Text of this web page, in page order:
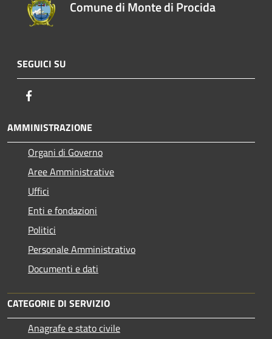
Comune di Monte di Procida
SEGUICI SU
AMMINISTRAZIONE
Organi di Governo
Aree Amministrative
Uffici
Enti e fondazioni
Politici
Personale Amministrativo
Documenti e dati
CATEGORIE DI SERVIZIO
Anagrafe e stato civile